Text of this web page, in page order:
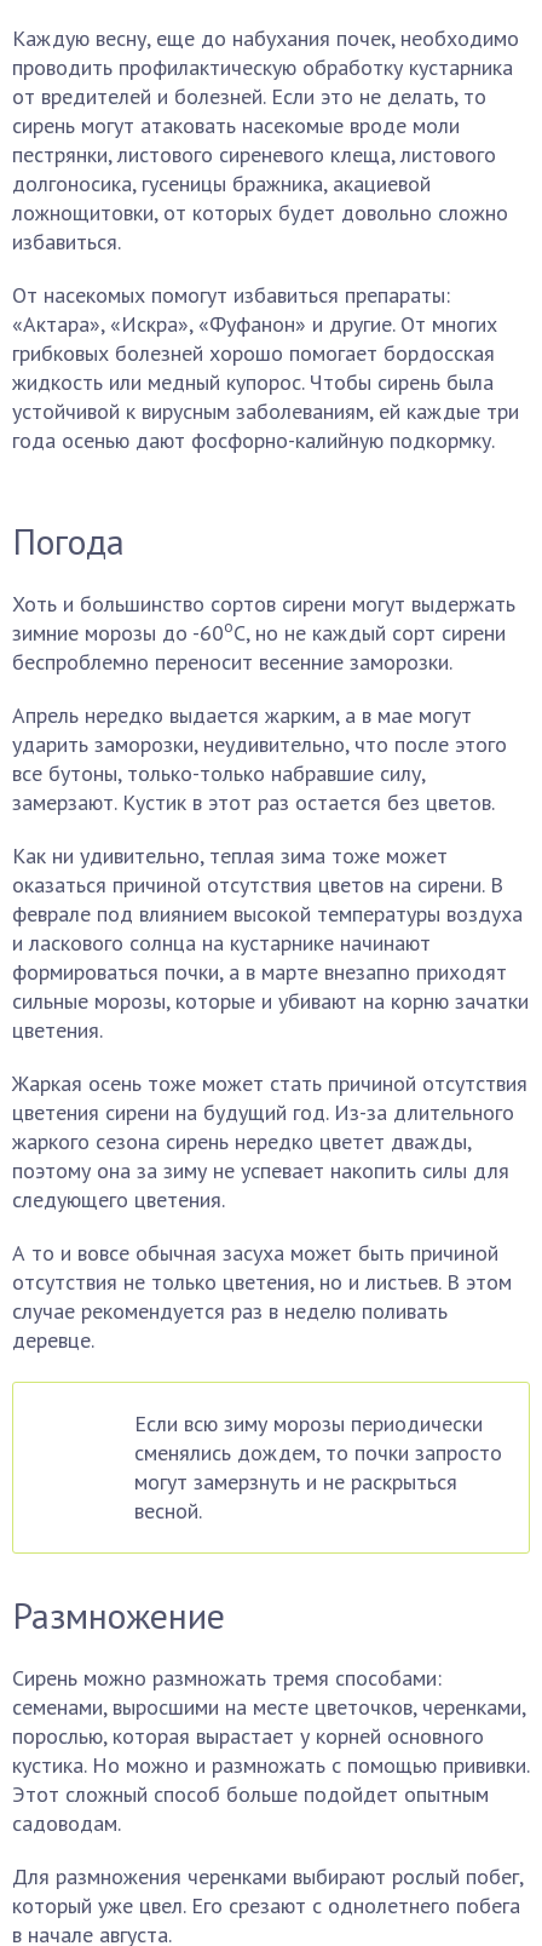
Каждую весну, еще до набухания почек, необходимо
проводить профилактическую обработку кустарника
от вредителей и болезней. Если это не делать, то
сирень могут атаковать насекомые вроде моли
пестрянки, листового сиреневого клеща, листового
долгоносика, гусеницы бражника, акациевой
ложнощитовки, от которых будет довольно сложно
избавиться.
От насекомых помогут избавиться препараты:
«Актара», «Искра», «Фуфанон» и другие. От многих
грибковых болезней хорошо помогает бордосская
жидкость или медный купорос. Чтобы сирень была
устойчивой к вирусным заболеваниям, ей каждые три
года осенью дают фосфорно-калийную подкормку.
Погода
Хоть и большинство сортов сирени могут выдержать
зимние морозы до -60оС, но не каждый сорт сирени
беспроблемно переносит весенние заморозки.
Апрель нередко выдается жарким, а в мае могут
ударить заморозки, неудивительно, что после этого
все бутоны, только-только набравшие силу,
замерзают. Кустик в этот раз остается без цветов.
Как ни удивительно, теплая зима тоже может
оказаться причиной отсутствия цветов на сирени. В
феврале под влиянием высокой температуры воздуха
и ласкового солнца на кустарнике начинают
формироваться почки, а в марте внезапно приходят
сильные морозы, которые и убивают на корню зачатки
цветения.
Жаркая осень тоже может стать причиной отсутствия
цветения сирени на будущий год. Из-за длительного
жаркого сезона сирень нередко цветет дважды,
поэтому она за зиму не успевает накопить силы для
следующего цветения.
А то и вовсе обычная засуха может быть причиной
отсутствия не только цветения, но и листьев. В этом
случае рекомендуется раз в неделю поливать
деревце.
Если всю зиму морозы периодически
сменялись дождем, то почки запросто
могут замерзнуть и не раскрыться
весной.
Размножение
Сирень можно размножать тремя способами:
семенами, выросшими на месте цветочков, черенками,
порослью, которая вырастает у корней основного
кустика. Но можно и размножать с помощью прививки.
Этот сложный способ больше подойдет опытным
садоводам.
Для размножения черенками выбирают рослый побег,
который уже цвел. Его срезают с однолетнего побега
в начале августа.